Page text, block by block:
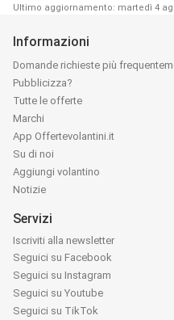
Ultimo aggiornamento: martedì 4
Informazioni
Domande richieste più
Pubblicizza?
Tutte le offerte
Marchi
App Offertevolantini.it
Su di noi
Aggiungi volantino
Notizie
Servizi
Iscriviti alla newsletter
Seguici su Facebook
Seguici su Instagram
Seguici su Youtube
Seguici su TikTok